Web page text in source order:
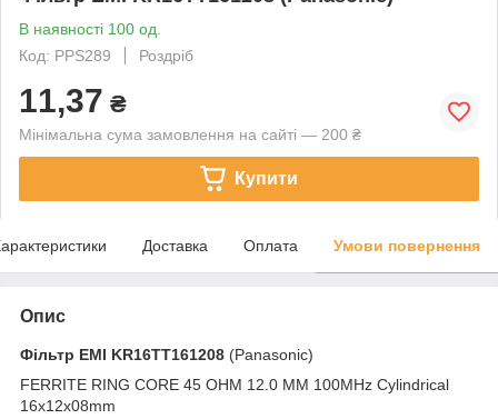
В наявності 100 од.
Код: PPS289
Роздріб
11,37 ₴
Мінімальна сума замовлення на сайті — 200 ₴
Купити
Доставка Оплата Умови повернення
Опис
Фільтр EMI KR16TT161208 (Panasonic)
FERRITE RING CORE 45 OHM 12.0 MM 100MHz Cylindrical
16x12x08mm